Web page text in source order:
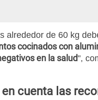
alrededor de 60 kg
cocinados con
en la salud",
cuenta las